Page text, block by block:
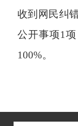
收到网民纠
公开事项1
100%。